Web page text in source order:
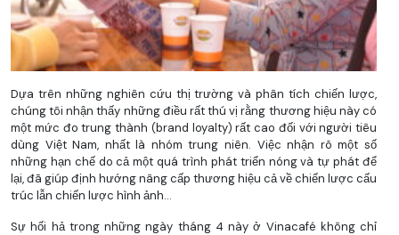
Dựa trên những nghiên cứu thị trường và phân tích chiến lược,
chúng tôi nhận thấy những điều rất thú vị rằng thương hiệu này có
một mức đo trung thành (brand loyalty) rất cao đối với người tiêu
dùng Việt Nam, nhất là nhóm trung niên. Việc nhận rõ một số
những hạn chế do cả một quá trình phát triển nóng và tự phát để
lại, đã giúp định hướng nâng cấp thương hiệu cả về chiến lược cấu
trúc lẫn chiến lược hình ảnh…
Sự hối hả trong những ngày tháng 4 này ở Vinacafé không chỉ